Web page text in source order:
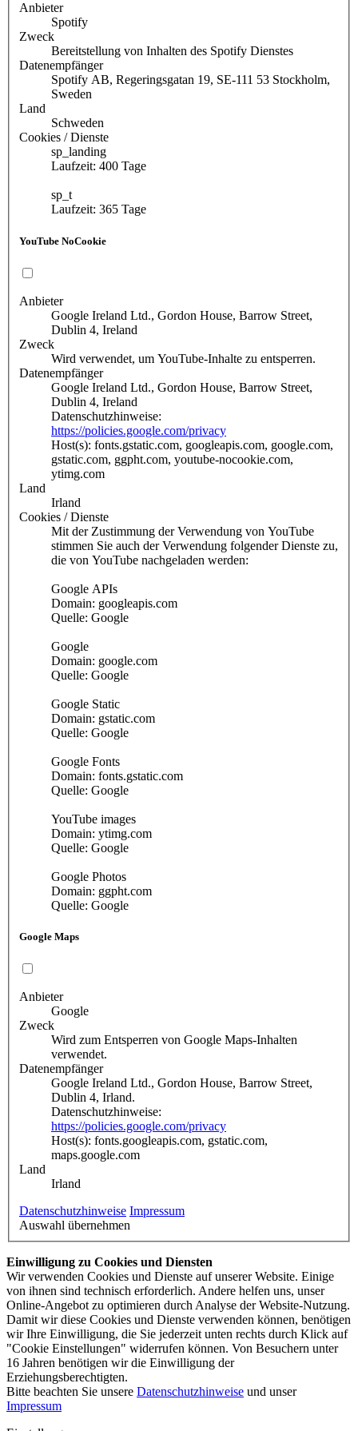
Anbieter
Spotify
Zweck
Bereitstellung von Inhalten des Spotify Dienstes
Datenempfänger
Spotify AB, Regeringsgatan 19, SE-111 53 Stockholm,
Sweden
Land
Schweden
Cookies / Dienste
sp_landing
Laufzeit: 400 Tage
sp_t
Laufzeit: 365 Tage
YouTube NoCookie
Anbieter
Google Ireland Ltd., Gordon House, Barrow Street,
Dublin 4, Ireland
Zweck
Wird verwendet, um YouTube-Inhalte zu entsperren.
Datenempfänger
Google Ireland Ltd., Gordon House, Barrow Street,
Dublin 4, Ireland
Datenschutzhinweise:
https://policies.google.com/privacy
Host(s): fonts.gstatic.com, googleapis.com, google.com,
gstatic.com, ggpht.com, youtube-nocookie.com,
ytimg.com
Land
Irland
Cookies / Dienste
Mit der Zustimmung der Verwendung von YouTube
stimmen Sie auch der Verwendung folgender Dienste zu,
die von YouTube nachgeladen werden:
Google APIs
Domain: googleapis.com
Quelle: Google
Google
Domain: google.com
Quelle: Google
Google Static
Domain: gstatic.com
Quelle: Google
Google Fonts
Domain: fonts.gstatic.com
Quelle: Google
YouTube images
Domain: ytimg.com
Quelle: Google
Google Photos
Domain: ggpht.com
Quelle: Google
Google Maps
Anbieter
Google
Zweck
Wird zum Entsperren von Google Maps-Inhalten
verwendet.
Datenempfänger
Google Ireland Ltd., Gordon House, Barrow Street,
Dublin 4, Irland.
Datenschutzhinweise:
https://policies.google.com/privacy
Host(s): fonts.googleapis.com, gstatic.com,
maps.google.com
Land
Irland
Datenschutzhinweise Impressum
Auswahl übernehmen
Einwilligung zu Cookies und Diensten
Wir verwenden Cookies und Dienste auf unserer Website. Einige
von ihnen sind technisch erforderlich. Andere helfen uns, unser
Online-Angebot zu optimieren durch Analyse der Website-Nutzung.
Damit wir diese Cookies und Dienste verwenden können, benötigen
wir Ihre Einwilligung, die Sie jederzeit unten rechts durch Klick auf
"Cookie Einstellungen" widerrufen können. Von Besuchern unter
16 Jahren benötigen wir die Einwilligung der
Erziehungsberechtigten.
Bitte beachten Sie unsere Datenschutzhinweise und unser
Impressum